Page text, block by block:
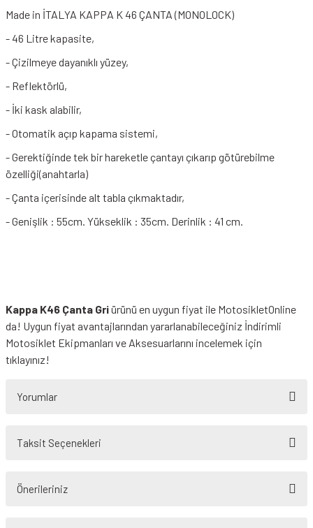
Made in İTALYA KAPPA K 46 ÇANTA (MONOLOCK)
- 46 Litre kapasite,
- Çizilmeye dayanıklı yüzey,
- Reflektörlü,
- İki kask alabilir,
- Otomatik açıp kapama sistemi,
- Gerektiğinde tek bir hareketle çantayı çıkarıp götürebilme
özelliği(anahtarla)
- Çanta içerisinde alt tabla çıkmaktadır,
- Genişlik : 55cm. Yükseklik : 35cm. Derinlik : 41 cm.
Kappa K46 Çanta Griürünü en uygun fiyat ile MotosikletOnline
da! Uygun fiyat avantajlarından yararlanabileceğiniz İndirimli
Motosiklet Ekipmanları ve Aksesuarlarını incelemek için
tıklayınız!
Yorumlar
Taksit Seçenekleri
Önerileriniz